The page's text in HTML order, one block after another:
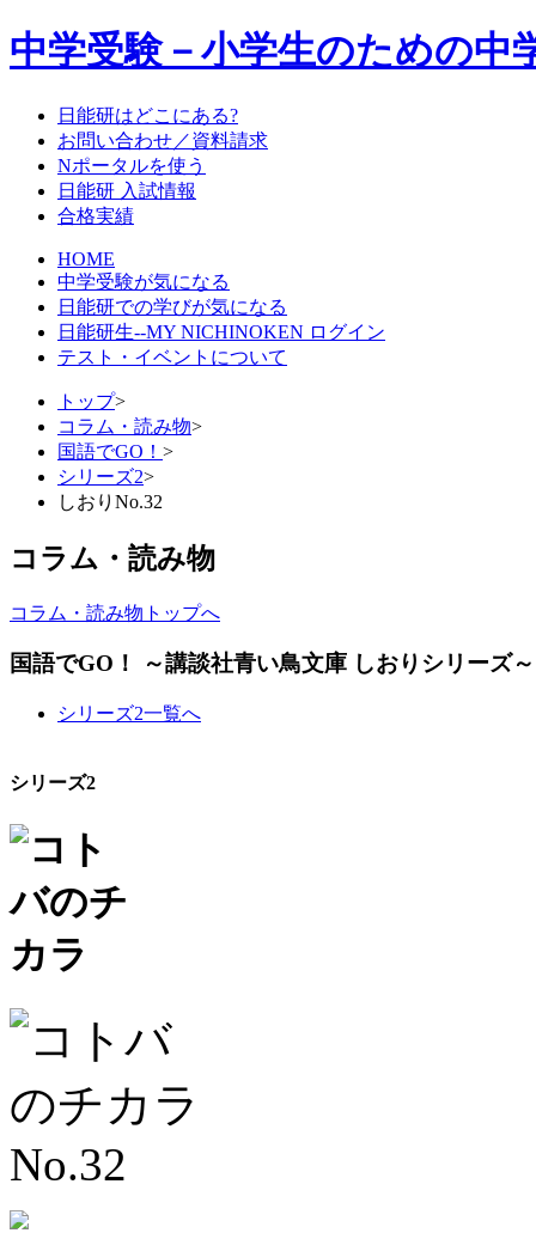
中学受験－小学生のための中
日能研はどこにある?
お問い合わせ／資料請求
Nポータルを使う
日能研 入試情報
合格実績
HOME
中学受験が気になる
日能研での学びが気になる
日能研生--MY NICHINOKEN ログイン
テスト・イベントについて
トップ>
コラム・読み物>
国語でGO！ >
シリーズ2>
しおりNo.32
コラム・読み物
コラム・読み物トップへ
国語でGO！ ～講談社青い鳥文庫 しおりシリーズ～
シリーズ2一覧へ
シリーズ2